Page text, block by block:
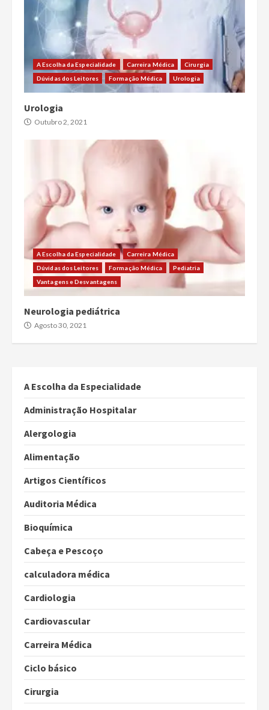
A Escolha da Especialidade Carreira Médica
Cirurgia
Dúvidas dos Leitores
Formação Médica Urologia
Urologia
Outubro 2, 2021
A Escolha da Especialidade
Carreira Médica
Dúvidas dos Leitores
Formação Médica
Pediatria
Vantagens e Desvantagens
Neurologia pediátrica
Agosto 30, 2021
A Escolha da Especialidade
Administração Hospitalar
Alergologia
Alimentação
Artigos Científicos
Auditoria Médica
Bioquímica
Cabeça e Pescoço
calculadora médica
Cardiologia
Cardiovascular
Carreira Médica
Ciclo básico
Cirurgia